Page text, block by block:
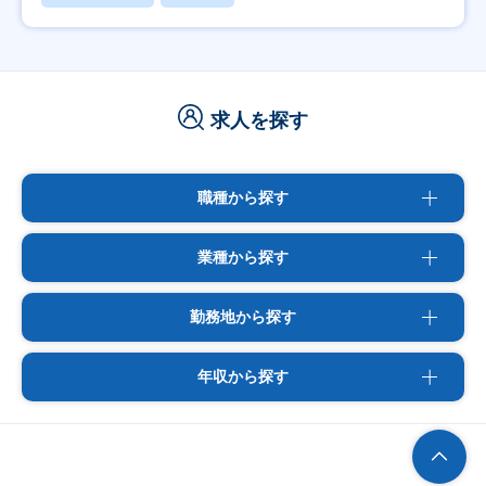
求人を探す
職種から探す
業種から探す
勤務地から探す
年収から探す